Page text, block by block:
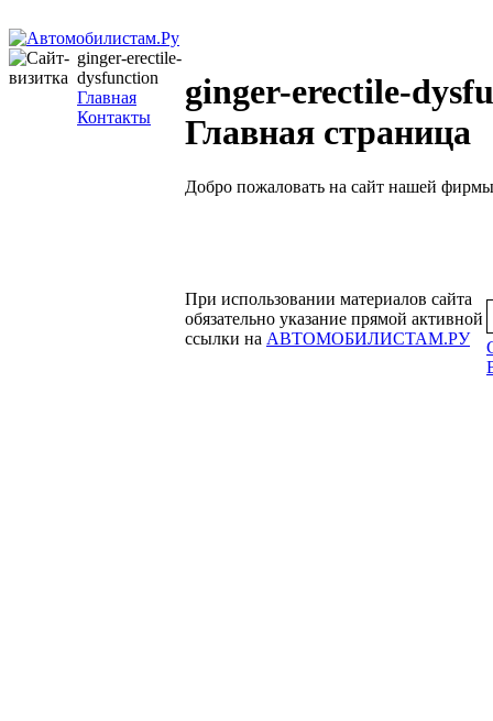
ginger-erectile-
dysfunction
Главная
Контакты
ginger-erectile-
Главная страница
Добро пожаловать на сайт нашей
При использовании материалов сайта
обязательно указание прямой активной
ссылки на АВТОМОБИЛИСТАМ.РУ